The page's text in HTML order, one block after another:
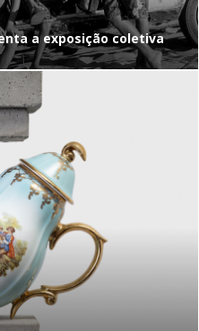
a exposição coletiva